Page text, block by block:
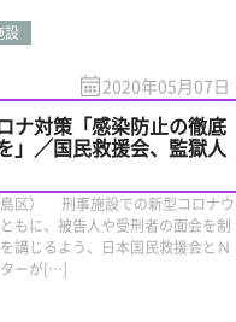
設
2020年05月07日
ナ対策「感染防止の徹底
」／国民救援会、監獄人
区） 刑事施設での新型コロナウ
もに、被告人や受刑者の面会を制
講じるよう、日本国民救援会とＮ
ターが[…]